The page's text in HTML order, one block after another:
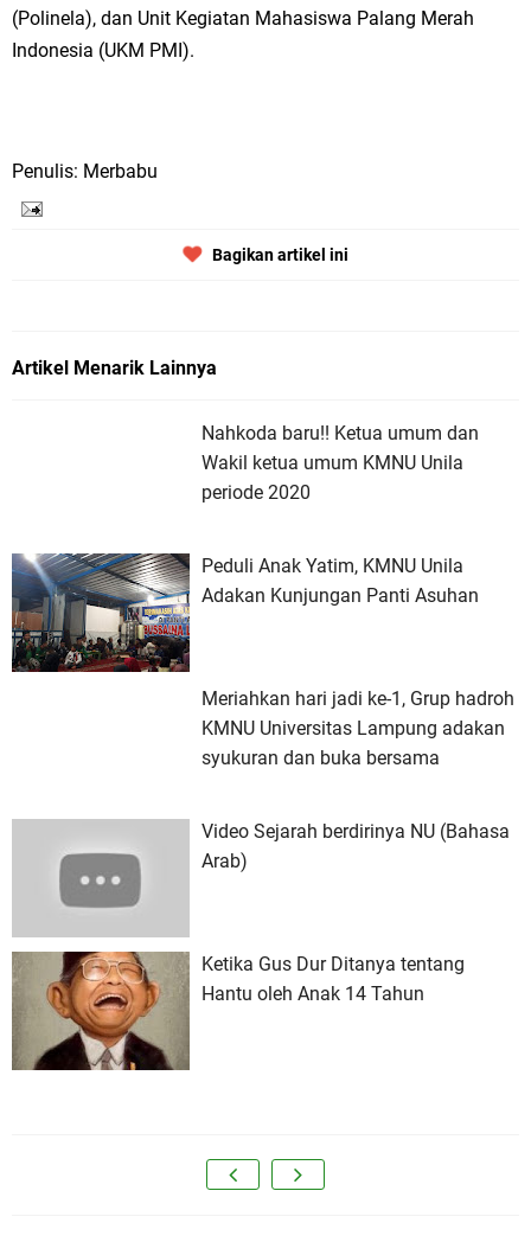
(Polinela), dan Unit Kegiatan Mahasiswa Palang Merah
Indonesia (UKM PMI).
Penulis: Merbabu
Bagikan artikel ini
Artikel Menarik Lainnya
Nahkoda baru!! Ketua umum dan
Wakil ketua umum KMNU Unila
periode 2020
Peduli Anak Yatim, KMNU Unila
Adakan Kunjungan Panti Asuhan
Meriahkan hari jadi ke-1, Grup hadroh
KMNU Universitas Lampung adakan
syukuran dan buka bersama
Video Sejarah berdirinya NU (Bahasa
Arab)
Ketika Gus Dur Ditanya tentang
Hantu oleh Anak 14 Tahun